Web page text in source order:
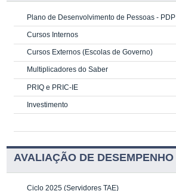
Plano de Desenvolvimento de Pessoas - PDP
Cursos Internos
Cursos Externos (Escolas de Governo)
Multiplicadores do Saber
PRIQ e PRIC-IE
Investimento
AVALIAÇÃO DE DESEMPENHO
Ciclo 2025 (Servidores TAE)